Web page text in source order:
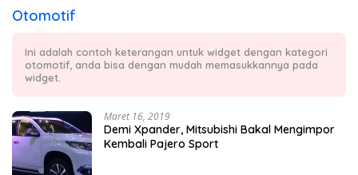
Otomotif
Ini adalah contoh keterangan untuk widget dengan kategori
otomotif, anda bisa dengan mudah memasukkannya pada
widget.
Maret 16, 2019
Demi Xpander, Mitsubishi Bakal Mengimpor
Kembali Pajero Sport